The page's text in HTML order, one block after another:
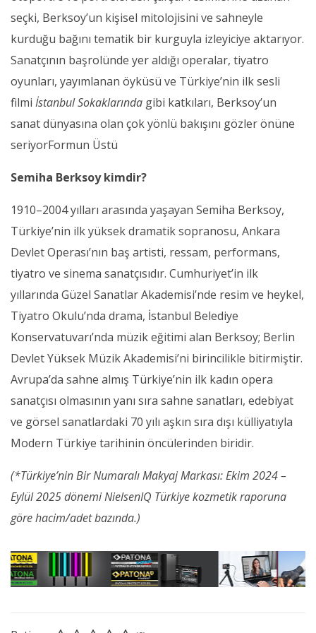
seçki, Berksoy’un kişisel mitolojisini ve sahneyle
kurduğu bağını tematik bir kurguyla izleyiciye aktarıyor.
Sanatçının başrolünde yer aldığı operalar, tiyatro
oyunları, yayımlanan öyküsü ve Türkiye’nin ilk sesli
filmi İstanbul Sokaklarında gibi katkıları, Berksoy’un
sanat dünyasına olan çok yönlü bakışını gözler önüne
seriyorFormun Üstü
Semiha Berksoy kimdir?
1910–2004 yılları arasında yaşayan Semiha Berksoy,
Türkiye’nin ilk yüksek dramatik sopranosu, Ankara
Devlet Operası’nın baş artisti, ressam, performans,
tiyatro ve sinema sanatçısıdır. Cumhuriyet’in ilk
yıllarında Güzel Sanatlar Akademisi’nde resim ve heykel,
Tiyatro Okulu’nda drama, İstanbul Belediye
Konservatuvarı’nda müzik eğitimi alan Berksoy; Berlin
Devlet Yüksek Müzik Akademisi’ni birincilikle bitirmiştir.
Avrupa’da sahne almış Türkiye’nin ilk kadın opera
sanatçısı olmasının yanı sıra sahne sanatları, edebiyat
ve görsel sanatlardaki 70 yılı aşkın sıra dışı külliyatıyla
Modern Türkiye tarihinin öncülerinden biridir.
(*Türkiye’nin Bir Numaralı Makyaj Markası: Ekim 2024 –
Eylül 2025 dönemi NielsenIQ Türkiye kozmetik raporuna
göre hacim/adet bazında.)